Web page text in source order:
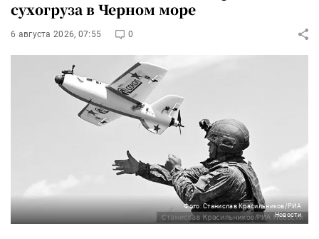
сухогруза в Черном море
6 августа 2026, 07:55 0
Фото: Станислав Красильников/РИА
Новости